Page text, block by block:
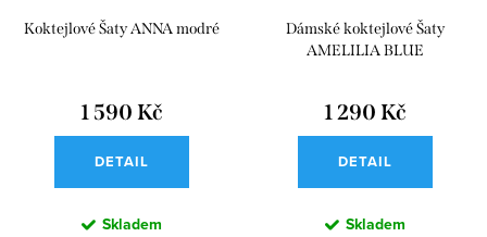
Koktejlové Šaty ANNA modré
1 590 Kč
DETAIL
Skladem
Dámské koktejlové Šaty
AMELILIA BLUE
1 290 Kč
DETAIL
Skladem